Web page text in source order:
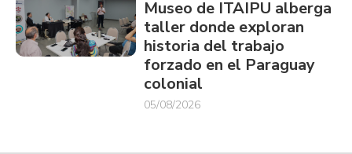
Museo de ITAIPU alberga
taller donde exploran
historia del trabajo
forzado en el Paraguay
colonial
05/08/2026